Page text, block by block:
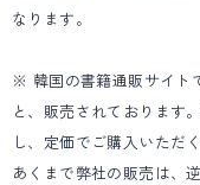
なります。
※ 韓国の書籍通販サイト
と、販売されております
し、定価でご購入いただ
あくまで弊社の販売は、